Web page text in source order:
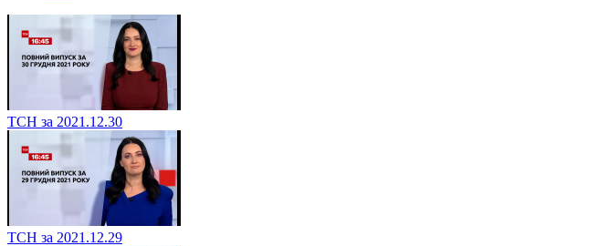
ТСН за 2021.12.30
ТСН за 2021.12.29